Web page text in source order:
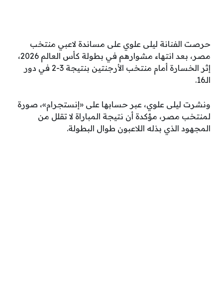
حرصت الفنانة ليلى علوي على مساندة لاعبي منتخب
مصر، بعد انتهاء مشوارهم في بطولة كأس العالم 2026،
إثر الخسارة أمام منتخب الأرجنتين بنتيجة 3-2 في دور
الـ16.
ونشرت ليلى علوي، عبر حسابها على «إنستجرام»، صورة
لمنتخب مصر، مؤكدة أن نتيجة المباراة لا تقلل من
المجهود الذي بذله اللاعبون طوال البطولة.